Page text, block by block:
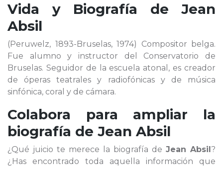
Vida y Biografía de Jean
Absil
(Peruwelz, 1893-Bruselas, 1974) Compositor belga.
Fue alumno y instructor del Conservatorio de
Bruselas. Seguidor de la escuela atonal, es creador
de óperas teatrales y radiofónicas y de música
sinfónica, coral y de cámara.
Colabora para ampliar la
biografía de Jean Absil
¿Qué juicio te merece la biografía de Jean Absil?
¿Has encontrado toda aquella información que